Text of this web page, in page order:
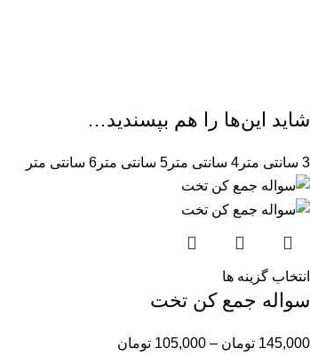
شاید این‌ها را هم بپسندید…
3 سانتی متر 4 سانتی متر 5 سانتی متر 6 سانتی متر
انتخاب گزینه ها
سواله جمع کن تخت
145,000 تومان –
105,000 تومان